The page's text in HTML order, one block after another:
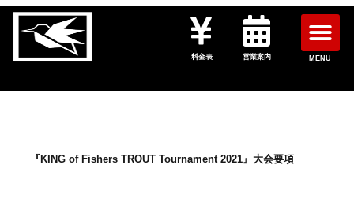
料金表 営業案内 MENU
『KING of Fishers TROUT Tournament 2021』大会要項